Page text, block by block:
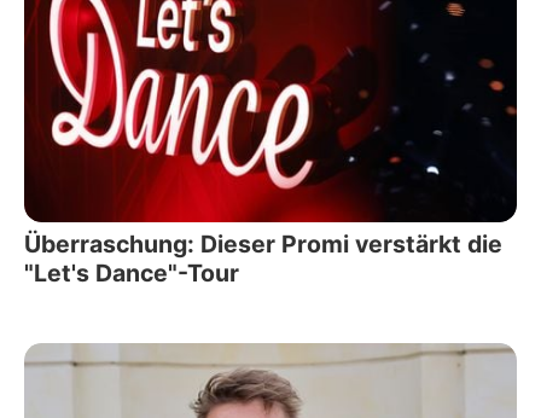
Überraschung: Dieser Promi verstärkt die
"Let's Dance"-Tour